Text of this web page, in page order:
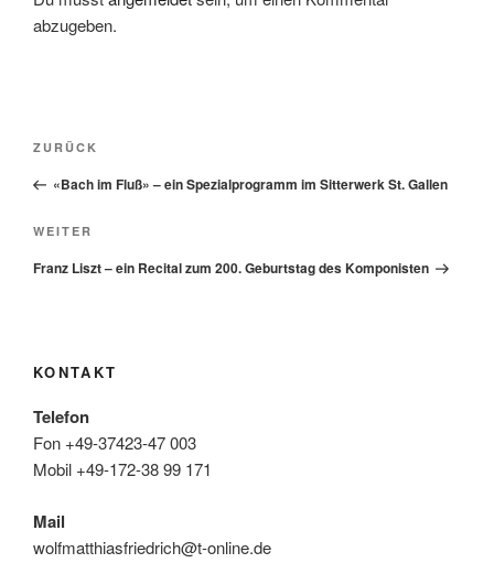
abzugeben.
Beitragsnavigation
Vorheriger
Beitrag
ZURÜCK
«Bach im Fluß» – ein Spezialprogramm im Sitterwerk St. Gallen
Nächster
Beitrag
WEITER
Franz Liszt – ein Recital zum 200. Geburtstag des Komponisten
KONTAKT
Telefon
Fon +49-37423-47 003
Mobil +49-172-38 99 171
Mail
wolfmatthiasfriedrich@t-online.de